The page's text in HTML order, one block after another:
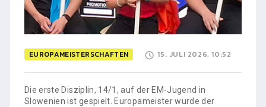
EUROPAMEISTERSCHAFTEN 15. JULI 2026, 10:52
Die erste Disziplin, 14/1, auf der EM-Jugend in
Slowenien ist gespielt. Europameister wurde der